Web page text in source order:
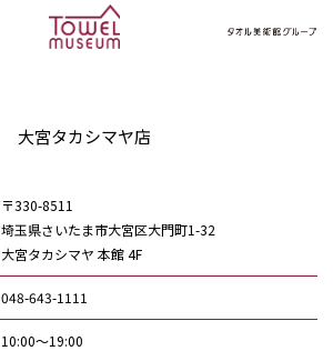
大宮タカシマヤ店
〒330-8511
埼玉県さいたま市大宮区大門町1-32
大宮タカシマヤ 本館 4F
048-643-1111
10:00～19:00